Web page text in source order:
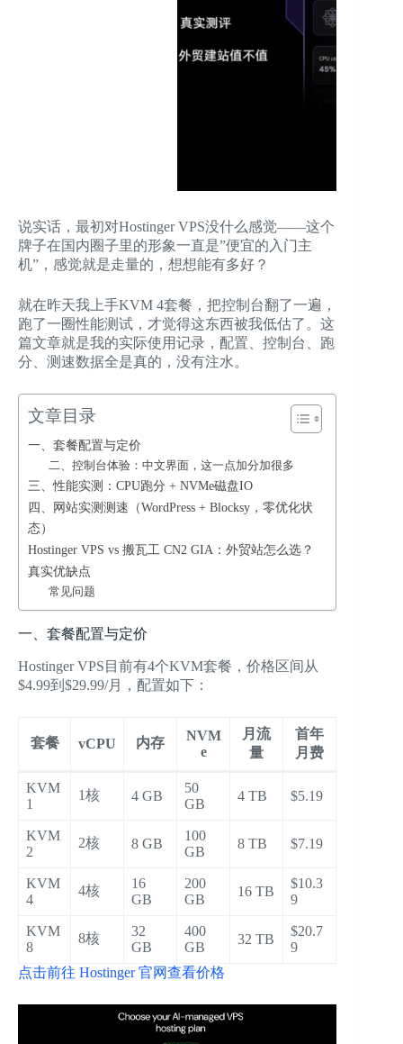
说实话，最初对Hostinger VPS没什么感觉——这个
牌子在国内圈子里的形象一直是”便宜的入门主
机”，感觉就是走量的，想想能有多好？
就在昨天我上手KVM 4套餐，把控制台翻了一遍，
跑了一圈性能测试，才觉得这东西被我低估了。这
篇文章就是我的实际使用记录，配置、控制台、跑
分、测速数据全是真的，没有注水。
文章目录
一、套餐配置与定价
二、控制台体验：中文界面，这一点加分加很多
三、性能实测：CPU跑分 + NVMe磁盘IO
四、网站实测测速（WordPress + Blocksy，零优化状
态）
Hostinger VPS vs 搬瓦工 CN2 GIA：外贸站怎么选？
真实优缺点
常见问题
一、套餐配置与定价
Hostinger VPS目前有4个KVM套餐，价格区间从
$4.99到$29.99/月，配置如下：
套餐 vCPU 内存
NVM
e
月流
量
首年
月费
KVM
1
1核 4 GB
50
GB
4 TB $5.19
KVM
2
2核 8 GB
100
GB
8 TB $7.19
KVM
4
4核
16
GB
200
GB
16 TB
$10.3
9
KVM
8
8核
32
GB
400
GB
32 TB
$20.7
9
点击前往 Hostinger 官网查看价格